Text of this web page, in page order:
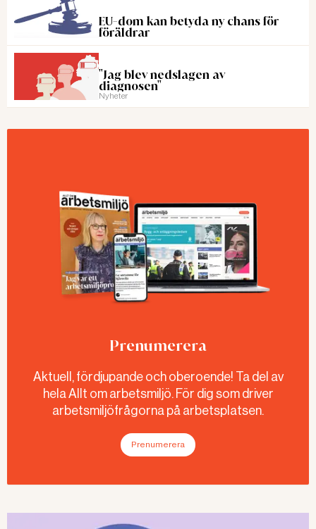
EU-dom kan betyda ny chans för
föräldrar
"Jag blev nedslagen av
diagnosen"
Nyheter
Prenumerera
Aktuell, fördjupande och oberoende! Ta del av
hela Allt om arbetsmiljö. För dig som driver
arbetsmiljöfrågorna på arbetsplatsen.
Prenumerera